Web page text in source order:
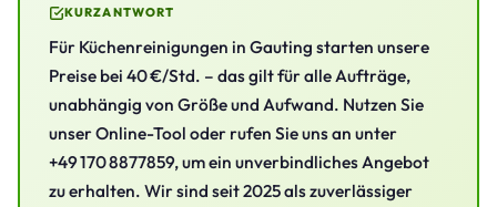
KURZANTWORT
Für Küchenreinigungen in Gauting starten unsere
Preise bei 40 €/Std. – das gilt für alle Aufträge,
unabhängig von Größe und Aufwand. Nutzen Sie
unser Online-Tool oder rufen Sie uns an unter
+49 170 8877859, um ein unverbindliches Angebot
zu erhalten. Wir sind seit 2025 als zuverlässiger